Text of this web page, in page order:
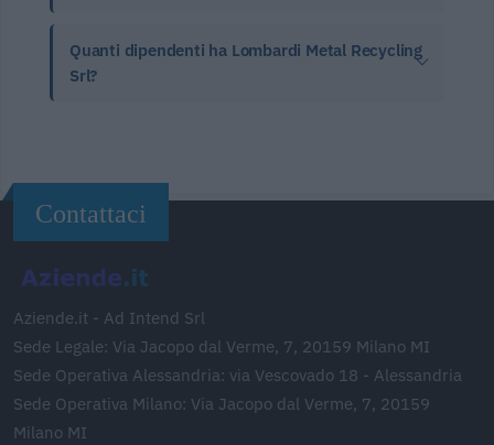
Quanti dipendenti ha Lombardi Metal Recycling
Srl?
Contattaci
Aziende.it - Ad Intend Srl
Sede Legale: Via Jacopo dal Verme, 7, 20159 Milano MI
Sede Operativa Alessandria: via Vescovado 18 - Alessandria
Sede Operativa Milano: Via Jacopo dal Verme, 7, 20159
Milano MI